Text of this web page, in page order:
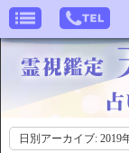
日別アーカイブ: 2019